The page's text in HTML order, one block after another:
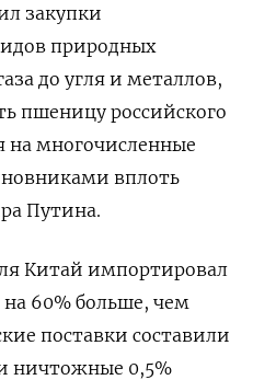
закупки
природных
до угля и металлов,
пшеницу российского
на многочисленные
вплоть
Путина.
Китай импортировал
60% больше, чем
поставки составили
ничтожные 0,5%